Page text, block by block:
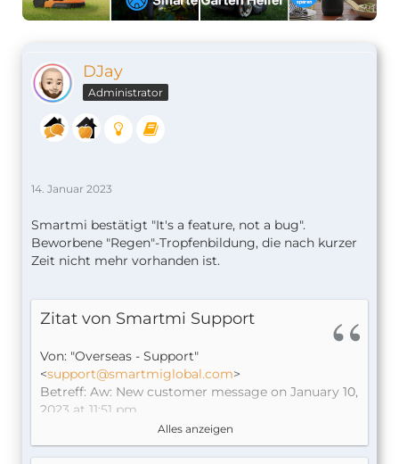
DJay
Administrator
14. Januar 2023
Smartmi bestätigt "It's a feature, not a bug".
Beworbene "Regen"-Tropfenbildung, die nach kurzer
Zeit nicht mehr vorhanden ist.
Zitat von Smartmi Support
Von: "Overseas - Support"
<support@smartmiglobal.com>
Betreff: Aw: New customer message on January 10,
2023 at 11:51 pm
Datum: 11. Januar 2023 um 03:06:46 MEZ
Alles anzeigen